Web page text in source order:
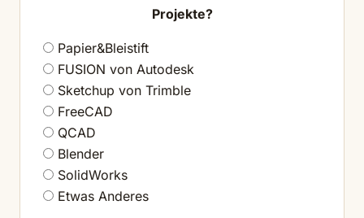
Projekte?
Papier&Bleistift
FUSION von Autodesk
Sketchup von Trimble
FreeCAD
QCAD
Blender
SolidWorks
Etwas Anderes